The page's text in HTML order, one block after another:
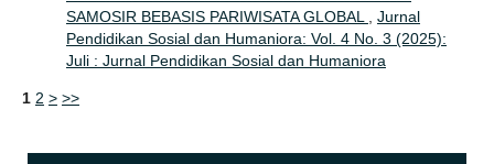
SAMOSIR BEBASIS PARIWISATA GLOBAL
Jurnal
Pendidikan Sosial dan Humaniora: Vol. 4 No. 3 (2025):
Juli : Jurnal Pendidikan Sosial dan Humaniora
1 2 > >>